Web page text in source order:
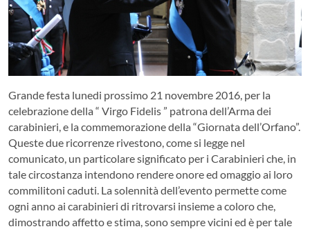
Grande festa lunedi prossimo 21 novembre 2016, per la
celebrazione della “ Virgo Fidelis ” patrona dell’Arma dei
carabinieri, e la commemorazione della “Giornata dell’Orfano”.
Queste due ricorrenze rivestono, come si legge nel
comunicato, un particolare significato per i Carabinieri che, in
tale circostanza intendono rendere onore ed omaggio ai loro
commilitoni caduti. La solennità dell’evento permette come
ogni anno ai carabinieri di ritrovarsi insieme a coloro che,
dimostrando affetto e stima, sono sempre vicini ed è per tale